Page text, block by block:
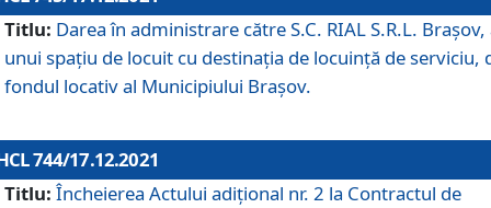
Titlu: Darea în administrare către S.C. RIAL S.R.L. Brașov,
unui spațiu de locuit cu destinația de locuință de serviciu,
fondul locativ al Municipiului Brașov.
744/17.12.2021
Titlu: Încheierea Actului adițional nr. 2 la Contractul de